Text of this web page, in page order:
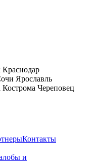
Краснодар
Ярославль
Кострома Череповец
Контакты
и